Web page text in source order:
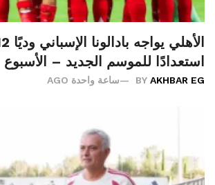
استعدادًا للموسم الجديد – الأسبوع
BY AKHBAR EG ساعة واحدة AGO